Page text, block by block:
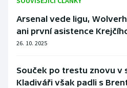
Arsenal vede ligu,
ani první asistence
26. 10. 2025
Souček po trestu znovu v
Kladiváři však padli s